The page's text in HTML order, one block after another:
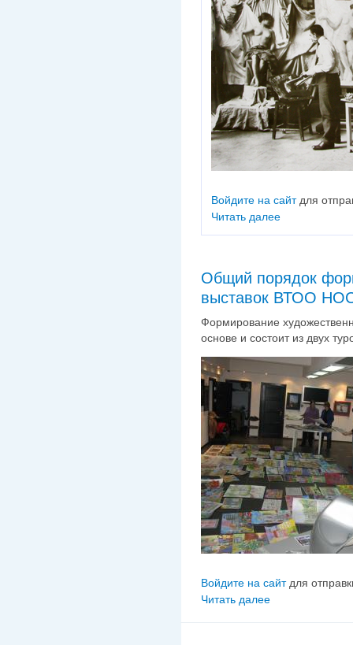
Войдите на сайтдля
Читать далее
Общий порядок
выставок ВТОО
Формирование
основе и состоит из двух
Войдите на сайтдля
Читать далее